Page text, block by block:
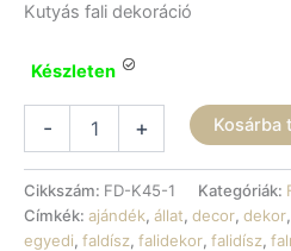
Kutyás fali dekoráció
Készleten
-
dekoráció
Német
juhászkutya
mennyiség
+ Kosárba
Cikkszám: FD-K45-1 Kategóriák:
Címkék: ajándék, állat, decor, dekor,
egyedi, faldísz, falidekor, falidísz,